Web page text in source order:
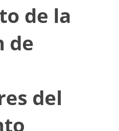
de la
de
del